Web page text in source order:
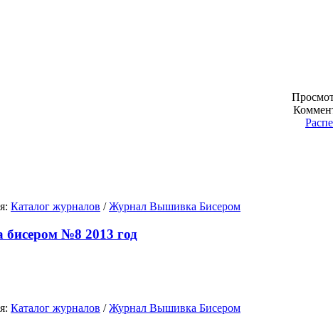
Каталог журналов /Журнал Вышивка Бисером
№8 2013 год
Каталог журналов /Журнал Вышивка Бисером